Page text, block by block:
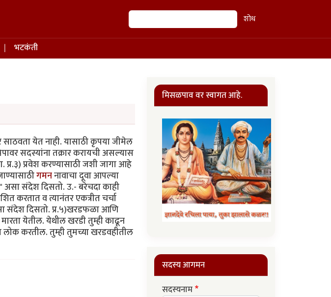
शोध शोध
भटकंती
येत नाही. यासाठी कृपया जीमेल
सदस्यांना तक्रार करायची असल्यास
प्र.३) प्रवेश करण्यासाठी जशी जागा आहे
गमननावाचा दूवा आपल्या
" असा संदेश दिसतो. उ.- बरेचदा काही
करतात व त्यानंतर एकत्रीत चर्चा
संदेश दिसतो. प्र.५)खरडफळा आणि
येतील. येथील खरडी तुम्ही काढून
करतील. तुम्ही तुमच्या खरडवहीतील
मिसळपाव वर स्वागत आहे.
सदस्य आगमन
सदस्यनाम